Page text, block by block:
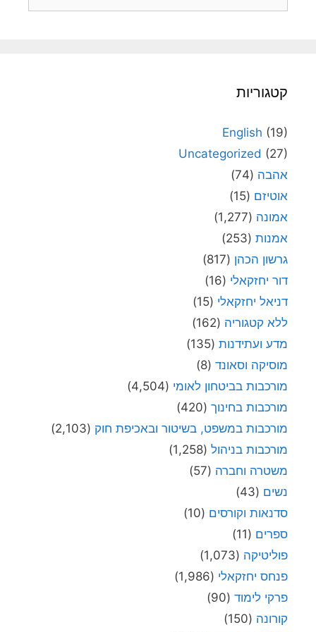
קטגוריות
English (19)
Uncategorized (27)
אהבה (74)
אוטיזם (15)
אמונה (1,277)
אמנות (253)
גרשון הכהן (817)
דור יחזקאלי (16)
דניאל יחזקאלי (15)
ללא קטגוריה (162)
מדע ועתידנות (135)
מוסיקה וסאונד (8)
מורכבות בביטחון לאומי (4,504)
מורכבות בחינוך (420)
מורכבות במשפט, בשיטור ובאכיפת חוק (2,103)
מורכבות בניהול (1,258)
משטרה וחברה (57)
נשים (43)
סדנאות וקורסים (10)
ספרים (11)
פוליטיקה (1,073)
פנחס יחזקאלי (1,986)
פרקי לימוד (90)
קורונה (150)